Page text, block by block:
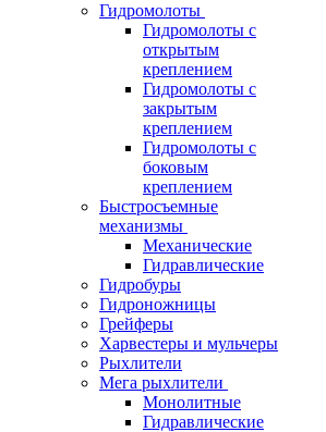
Гидромолоты
Гидромолоты с
открытым
креплением
Гидромолоты с
закрытым
креплением
Гидромолоты с
боковым
креплением
Быстросъемные
механизмы
Механические
Гидравлические
Гидробуры
Гидроножницы
Грейферы
Харвестеры и мульчеры
Рыхлители
Мега рыхлители
Монолитные
Гидравлические